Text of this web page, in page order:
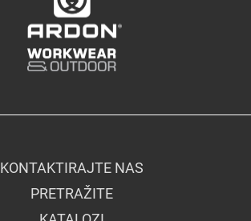
KONTAKTIRAJTE NAS
PRETRAŽITE